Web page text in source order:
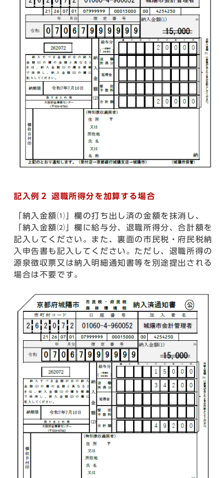
記入例２ 退職所得分を加算する場合
「納入金額⑴」欄の打ち出し済の金額を抹消し、
「納入金額⑵」欄に給与分、退職所得分、合計額を
記入してください。また、裏面の市民税・府民税納
入申告書も記入してください。ただし、退職所得の
源泉徴収票又は納入明細通知書等を別途提出される
場合は不要です。